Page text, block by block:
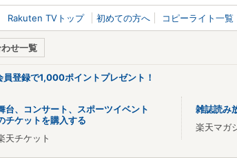
Rakuten TVトップ 初めての方へ コピーライト一覧
せ一覧
登録で1,000ポイントプレゼント！
台、コンサート、スポーツイベント
チケットを購入する
天チケット
雑誌読み
楽天マガ